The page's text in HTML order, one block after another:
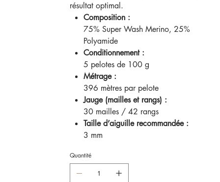
résultat optimal.
Composition :
75% Super Wash Merino, 25%
Polyamide
Conditionnement :
5 pelotes de 100 g
Métrage :
396 mètres par pelote
Jauge (mailles et rangs) :
30 mailles / 42 rangs
Taille d’aiguille recommandée :
3 mm
Quantité